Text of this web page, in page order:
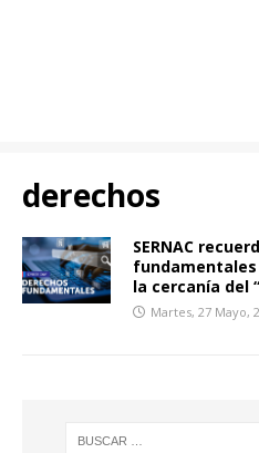
derechos
SERNAC
la cercanía del
Martes, 27 Mayo,